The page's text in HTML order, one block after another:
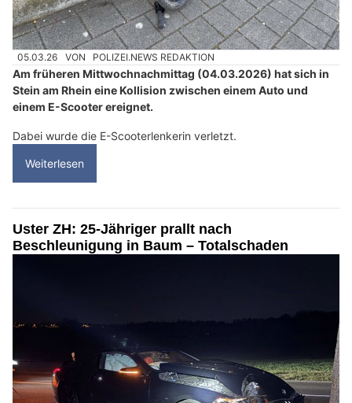
05.03.26 VON POLIZEI.NEWS REDAKTION
Am früheren Mittwochnachmittag (04.03.2026) hat sich in
Stein am Rhein eine Kollision zwischen einem Auto und
einem E-Scooter ereignet.
Dabei wurde die E-Scooterlenkerin verletzt.
Weiterlesen
Uster ZH: 25-Jähriger prallt nach
Beschleunigung in Baum – Totalschaden